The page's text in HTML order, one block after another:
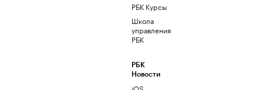
РБК Курсы
Школа
управления
РБК
РБК
Новости